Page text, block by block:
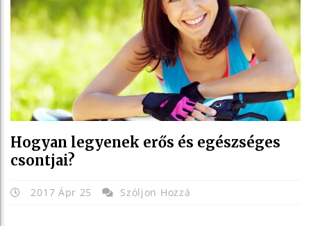
Hogyan legyenek erős és egészséges
csontjai?
2017 Ápr 25 Szóljon Hozzá